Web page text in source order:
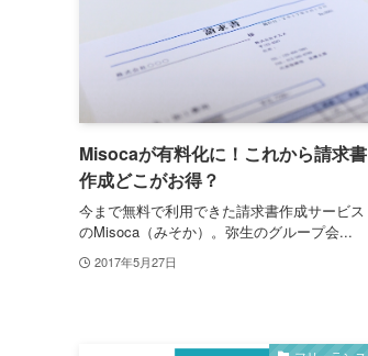
Misocaが有料化に！これから請求書
作成どこがお得？
今まで無料で利用できた請求書作成サービス
のMisoca（みそか）。弥生のグループ会...
2017年5月27日